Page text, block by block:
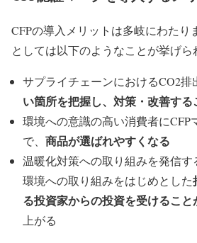
CFPの導入メリットは多岐にわたり
としては以下のようなことが挙げら
サプライチェーンにおけるCO2排
い箇所を把握し、対策・改善する
環境への意識の高い消費者にCFP
で、 商品が選ばれやすくなる
温暖化対策への取り組みを発信す
環境への取り組みをはじめとした
る投資家からの投資を受けること
上がる